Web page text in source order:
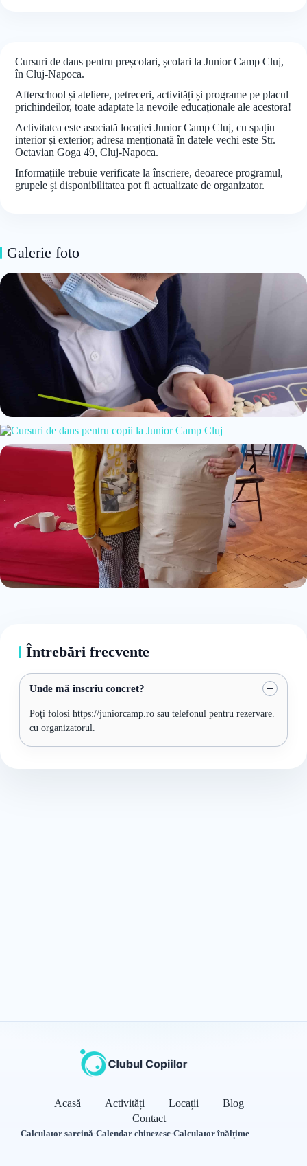
Cursuri de dans pentru preșcolari, școlari la Junior Camp Cluj,
în Cluj-Napoca.
Afterschool și ateliere, petreceri, activități și programe pe placul
prichindeilor, toate adaptate la nevoile educaționale ale acestora!
Activitatea este asociată locației Junior Camp Cluj, cu spațiu
interior și exterior; adresa menționată în datele vechi este Str.
Octavian Goga 49, Cluj-Napoca.
Informațiile trebuie verificate la înscriere, deoarece programul,
grupele și disponibilitatea pot fi actualizate de organizator.
Galerie foto
Întrebări frecvente
Unde mă înscriu concret?
Poți folosi https://juniorcamp.ro sau telefonul pentru rezervare.
cu organizatorul.
Acasă Activități Locații
Blog
Contact
Calculator sarcină·Calendar chinezesc·Calculator înălțime